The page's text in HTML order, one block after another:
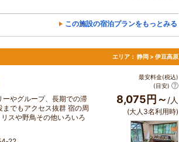
この施設の宿泊プランをもっとみる
エリア： 静岡 > 伊豆高原
やグループ、長期での滞
でもアクセス抜群 宿の周
スや野鳥その他いろいろ
最安料金(税込)
(目安)
8,075円～ /人
(大人3名利用時)